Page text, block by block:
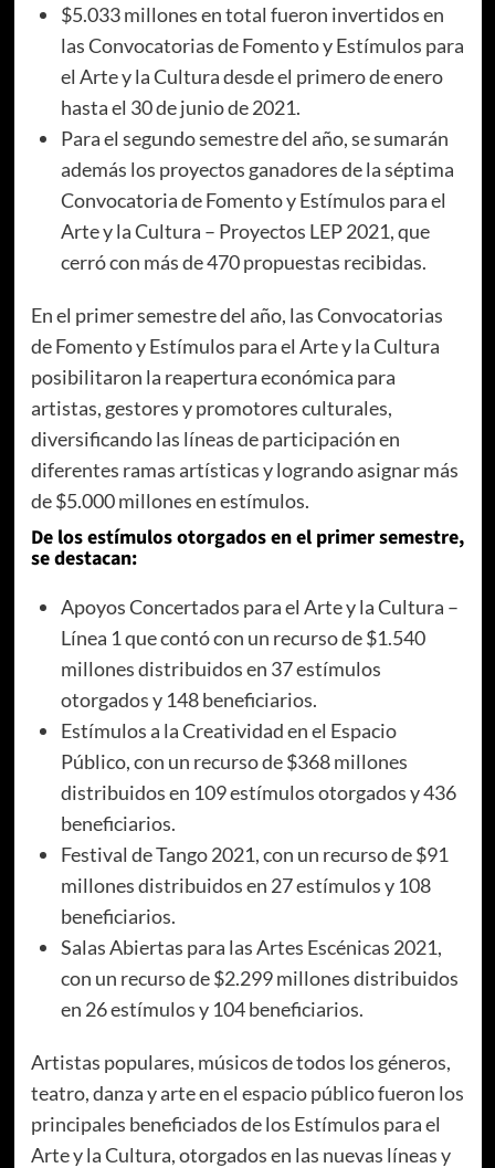
$5.033 millones en total fueron invertidos en
las Convocatorias de Fomento y Estímulos para
el Arte y la Cultura desde el primero de enero
hasta el 30 de junio de 2021.
Para el segundo semestre del año, se sumarán
además los proyectos ganadores de la séptima
Convocatoria de Fomento y Estímulos para el
Arte y la Cultura – Proyectos LEP 2021, que
cerró con más de 470 propuestas recibidas.
En el primer semestre del año, las Convocatorias
de Fomento y Estímulos para el Arte y la Cultura
posibilitaron la reapertura económica para
artistas, gestores y promotores culturales,
diversificando las líneas de participación en
diferentes ramas artísticas y logrando asignar más
de $5.000 millones en estímulos.
De los estímulos otorgados en el primer semestre,
se destacan:
Apoyos Concertados para el Arte y la Cultura –
Línea 1 que contó con un recurso de $1.540
millones distribuidos en 37 estímulos
otorgados y 148 beneficiarios.
Estímulos a la Creatividad en el Espacio
Público, con un recurso de $368 millones
distribuidos en 109 estímulos otorgados y 436
beneficiarios.
Festival de Tango 2021, con un recurso de $91
millones distribuidos en 27 estímulos y 108
beneficiarios.
Salas Abiertas para las Artes Escénicas 2021,
con un recurso de $2.299 millones distribuidos
en 26 estímulos y 104 beneficiarios.
Artistas populares, músicos de todos los géneros,
teatro, danza y arte en el espacio público fueron los
principales beneficiados de los Estímulos para el
Arte y la Cultura, otorgados en las nuevas líneas y